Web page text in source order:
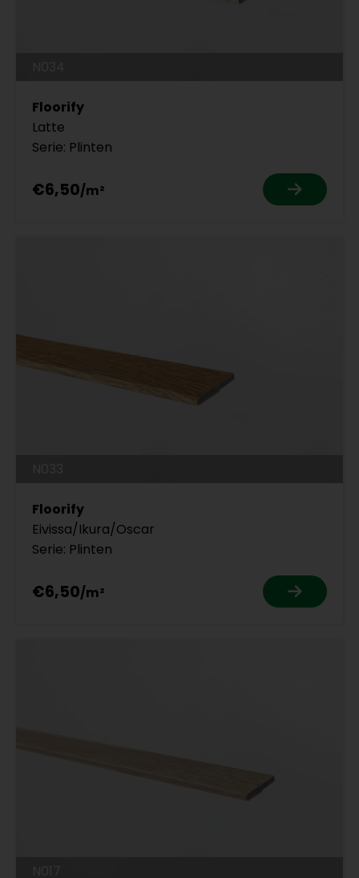
Floorify
Latte
Serie: Plinten
€6,50
Floorify
Eivissa/Ikura/Oscar
Serie: Plinten
€6,50